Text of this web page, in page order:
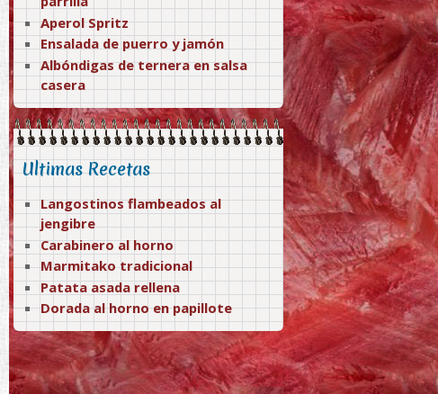
Aperol Spritz
Ensalada de puerro y jamón
Albóndigas de ternera en salsa
casera
Ultimas Recetas
Langostinos flambeados al
jengibre
Carabinero al horno
Marmitako tradicional
Patata asada rellena
Dorada al horno en papillote